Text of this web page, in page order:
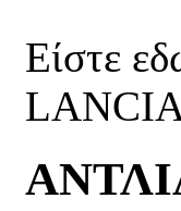
Είστε